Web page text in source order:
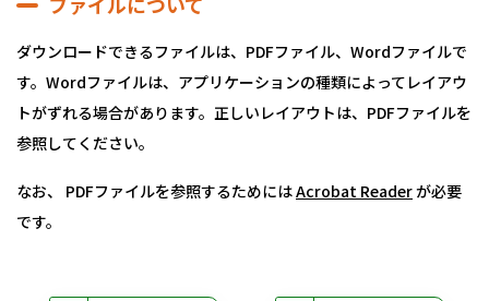
ダウンロードできるファイルは、PDFファイル、Wordファイルで
す。Wordファイルは、アプリケーションの種類によってレイアウ
トがずれる場合があります。正しいレイアウトは、PDFファイルを
参照してください。
なお、 PDFファイルを参照するためにはAcrobat Readerが必要
です。